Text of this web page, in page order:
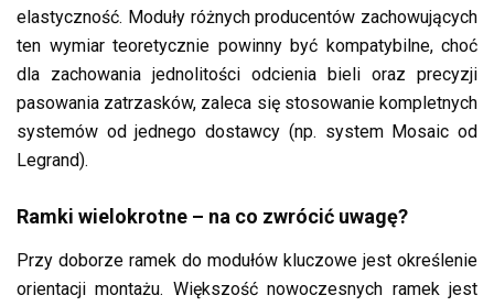
elastyczność. Moduły różnych producentów zachowujących
ten wymiar teoretycznie powinny być kompatybilne, choć
dla zachowania jednolitości odcienia bieli oraz precyzji
pasowania zatrzasków, zaleca się stosowanie kompletnych
systemów od jednego dostawcy (np. system Mosaic od
Legrand).
Ramki wielokrotne – na co zwrócić uwagę?
Przy doborze ramek do modułów kluczowe jest określenie
orientacji montażu. Większość nowoczesnych ramek jest